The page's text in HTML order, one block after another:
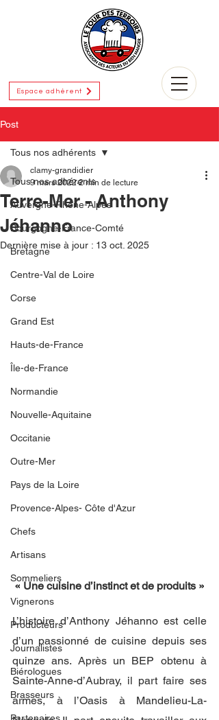
Espace adhérent
Post
Tous nos adhérents
Auvergne-Rhône-Alpes
Bourgogne-France-Comté
Bretagne
Centre-Val de Loire
Corse
Grand Est
Hauts-de-France
Île-de-France
Normandie
Nouvelle-Aquitaine
Occitanie
Outre-Mer
Pays de la Loire
Provence-Alpes- Côte d'Azur
Chefs
Artisans
Sommeliers
Vignerons
Producteurs
Journalistes
Biérologues
Brasseurs
Tous nos adhérents
Terre-Mer - Anthony
Jéhanno
clamy-grandidier
9 mars 2022 2 min de lecture
Dernière mise à jour : 13 oct. 2025
« Une cuisine d’instinct et de produits »
L’histoire d’Anthony Jéhanno est celle
d’un passionné de cuisine depuis ses
quinze ans. Après un BEP obtenu à
Sainte-Anne-d’Aubray, il part faire ses
armes, à l’Oasis à Mandelieu-La-